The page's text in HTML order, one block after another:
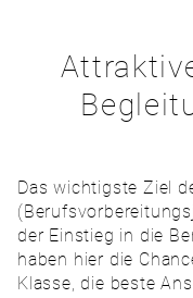
Das wichtigste Ziel
der Einstieg in die
haben hier die
Klasse, die beste